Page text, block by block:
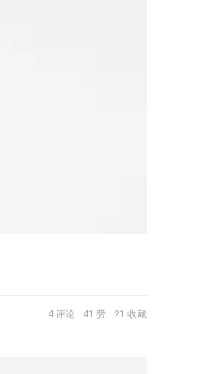
4 评论 41 赞 21 收藏